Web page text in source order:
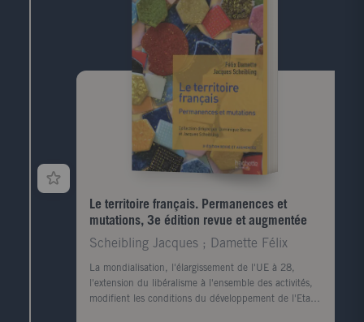
Le territoire français. Permanences et
mutations, 3e édition revue et augmentée
Scheibling Jacques ; Damette Félix
La mondialisation, l'élargissement de l'UE à 28,
l'extension du libéralisme à l'ensemble des activités,
modifient les conditions du développement de l'Etat-